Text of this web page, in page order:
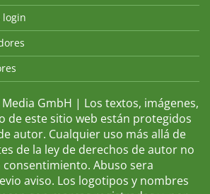
login
GmbH | Los textos, imágenes,
de este sitio web están protegidos
autor. Cualquier uso más allá de
de la ley de derechos de autor no
Abuso sera
aviso. Los logotipos y nombres